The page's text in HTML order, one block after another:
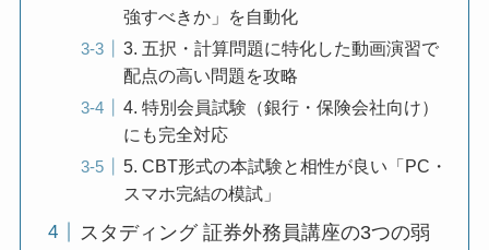
強すべきか」を自動化
3. 五択・計算問題に特化した動画演習で
配点の高い問題を攻略
4. 特別会員試験（銀行・保険会社向け）
にも完全対応
5. CBT形式の本試験と相性が良い「PC・
スマホ完結の模試」
スタディング 証券外務員講座の3つの弱